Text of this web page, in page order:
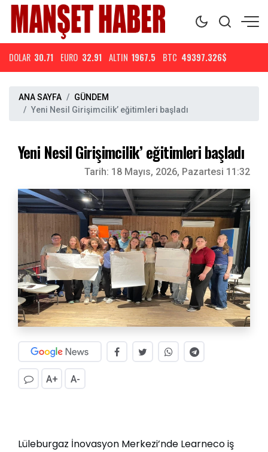
DOLAR 30.71 EURO 32.91 ALTIN 1967.5 BTC 49397.326$
ANA SAYFA
GÜNDEM
Yeni Nesil Girişimcilik’ eğitimleri başladı
Yeni Nesil Girişimcilik’ eğitimleri başladı
Tarih: 18 Mayıs, 2026, Pazartesi 11:32
A+ A-
Lüleburgaz İnovasyon Merkezi’nde Learneco iş